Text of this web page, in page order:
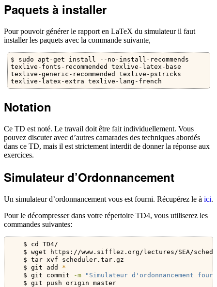
Paquets à installer
Pour pouvoir générer le rapport en LaTeX du simulateur il faut
installer les paquets avec la commande suivante,
$ sudo apt-get install --no-install-recommends
texlive-fonts-recommended texlive-latex-base
texlive-generic-recommended texlive-pstricks
texlive-latex-extra texlive-lang-french
Notation
Ce TD est noté. Le travail doit être fait individuellement. Vous
pouvez discuter avec d’autres camarades des techniques abordés
dans ce TD, mais il est strictement interdit de donner la réponse aux
exercices.
Simulateur d’Ordonnancement
Un simulateur d’ordonnancement vous est fourni. Récupérez le à ici.
Pour le décompresser dans votre répertoire TD4, vous utiliserez les
commandes suivantes:
$ cd TD4/
$ wget https://www.sifflez.org/lectures/SEA/
$ tar xvf scheduler.tar.gz
$ git add *
$ git commit -m
"Simulateur d'ordonnancement
$ git push origin master